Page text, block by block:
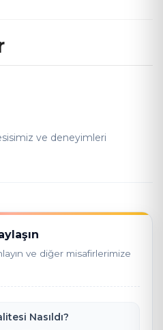
ve deneyimleri
ve diğer misafirlerimize
Nasıldı?